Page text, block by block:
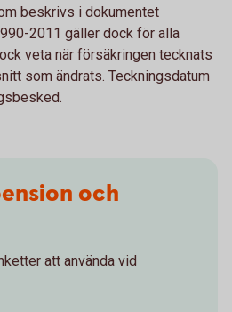
beskrivs i dokumentet
2011 gäller dock för alla
veta när försäkringen tecknats
som ändrats. Teckningsdatum
och
att använda vid